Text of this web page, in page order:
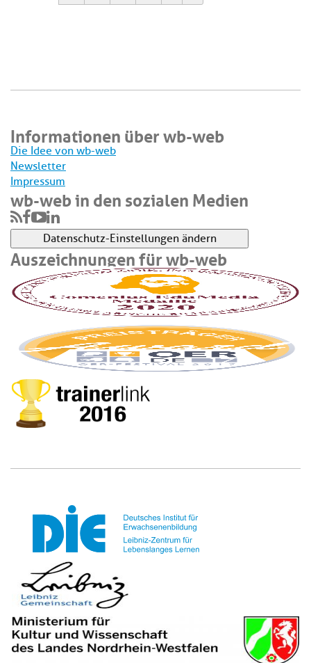
Informationen über wb-web
Die Idee von wb-web
Newsletter
Impressum
wb-web in den sozialen Medien
Datenschutz-Einstellungen ändern
Auszeichnungen für wb-web